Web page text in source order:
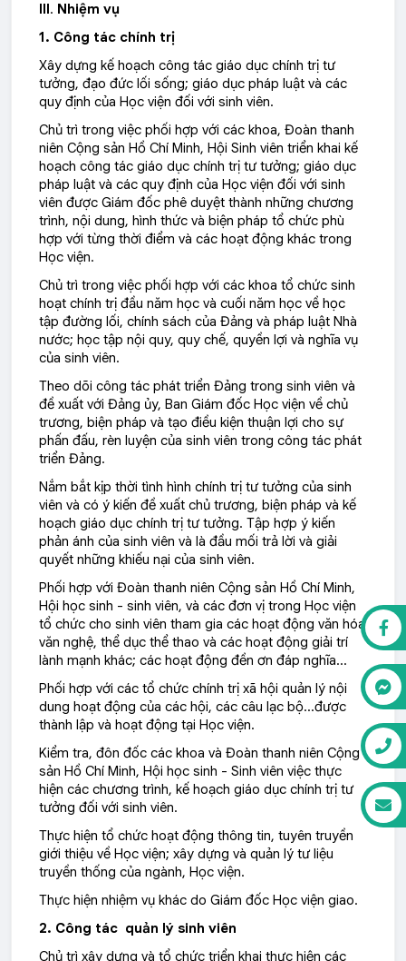
. Nhiệm vụ
1. Công tác chính trị
Xây dựng kế hoạch công tác giáo dục chính trị tư
tưởng, đạo đức lối sống; giáo dục pháp luật và các
quy định của Học viện đối với sinh viên.
Chủ trì trong việc phối hợp với các khoa, Đoàn thanh
niên Cộng sản Hồ Chí Minh, Hội Sinh viên triển khai kế
hoạch công tác giáo dục chính trị tư tưởng; giáo dục
pháp luật và các quy định của Học viện đối với sinh
viên được Giám đốc phê duyệt thành những chương
trình, nội dung, hình thức và biện pháp tổ chức phù
hợp với từng thời điểm và các hoạt động khác trong
Học viện.
Chủ trì trong việc phối hợp với các khoa tổ chức sinh
hoạt chính trị đầu năm học và cuối năm học về học
tập đường lối, chính sách của Đảng và pháp luật Nhà
nước; học tập nội quy, quy chế, quyền lợi và nghĩa vụ
của sinh viên.
Theo dõi công tác phát triển Đảng trong sinh viên và
đề xuất với Đảng ủy, Ban Giám đốc Học viện về chủ
trương, biện pháp và tạo điều kiện thuận lợi cho sự
phấn đấu, rèn luyện của sinh viên trong công tác phát
triển Đảng.
Nắm bắt kịp thời tình hình chính trị tư tưởng của sinh
viên và có ý kiến đề xuất chủ trương, biện pháp và kế
hoạch giáo dục chính trị tư tưởng. Tập hợp ý kiến
phản ánh của sinh viên và là đầu mối trả lời và giải
quyết những khiếu nại của sinh viên.
Phối hợp với Đoàn thanh niên Cộng sản Hồ Chí Minh,
Hội học sinh - sinh viên, và các đơn vị trong Học viện
tổ chức cho sinh viên tham gia các hoạt động văn hóa
văn nghệ, thể dục thể thao và các hoạt động giải trí
lành mạnh khác; các hoạt động đền ơn đáp nghĩa...
Phối hợp với các tổ chức chính trị xã hội quản lý nội
dung hoạt động của các hội, các câu lạc bộ…được
thành lập và hoạt động tại Học viện.
Kiểm tra, đôn đốc các khoa và Đoàn thanh niên Cộng
sản Hồ Chí Minh, Hội học sinh - Sinh viên việc thực
hiện các chương trình, kế hoạch giáo dục chính trị tư
tưởng đối với sinh viên.
Thực hiện tổ chức hoạt động thông tin, tuyên truyền
giới thiệu về Học viện; xây dựng và quản lý tư liệu
truyền thống của ngành, Học viện.
Thực hiện nhiệm vụ khác do Giám đốc Học viện giao.
2. Công tác quản lý sinh viên
Chủ trì xây dựng và tổ chức triển khai thực hiện các